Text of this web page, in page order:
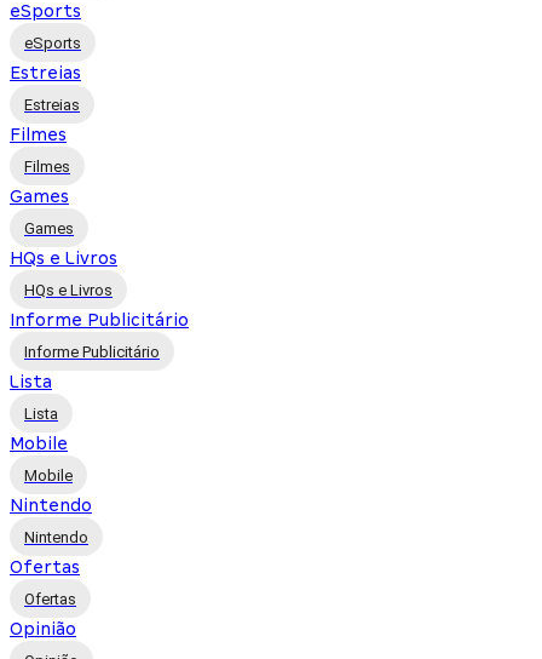
eSports
eSports
Estreias
Estreias
Filmes
Filmes
Games
Games
HQs e Livros
HQs e Livros
Informe Publicitário
Informe Publicitário
Lista
Lista
Mobile
Mobile
Nintendo
Nintendo
Ofertas
Ofertas
Opinião